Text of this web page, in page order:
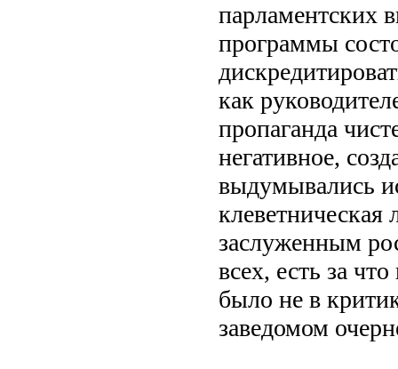
парламентских
программы
как
пропаганда
негативное,
выдумывались
заслуженным
всех, есть за
было не в
заведомом